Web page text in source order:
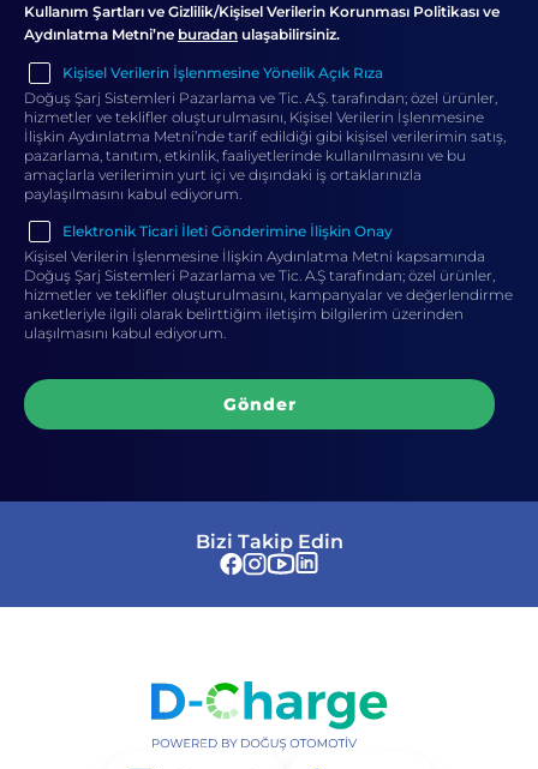
Kullanım Şartları ve Gizlilik/Kişisel Verilerin Korunması Politikası ve
Aydınlatma Metni’ne buradan ulaşabilirsiniz.
Kişisel Verilerin İşlenmesine Yönelik Açık Rıza
Doğuş Şarj Sistemleri Pazarlama ve Tic. A.Ş. tarafından; özel ürünler,
hizmetler ve teklifler oluşturulmasını, Kişisel Verilerin İşlenmesine
İlişkin Aydınlatma Metni’nde tarif edildiği gibi kişisel verilerimin satış,
pazarlama, tanıtım, etkinlik, faaliyetlerinde kullanılmasını ve bu
amaçlarla verilerimin yurt içi ve dışındaki iş ortaklarınızla
paylaşılmasını kabul ediyorum.
Elektronik Ticari İleti Gönderimine İlişkin Onay
Kişisel Verilerin İşlenmesine İlişkin Aydınlatma Metni kapsamında
Doğuş Şarj Sistemleri Pazarlama ve Tic. A.Ş tarafından; özel ürünler,
hizmetler ve teklifler oluşturulmasını, kampanyalar ve değerlendirme
anketleriyle ilgili olarak belirttiğim iletişim bilgilerim üzerinden
ulaşılmasını kabul ediyorum.
Gönder
Bizi Takip Edin